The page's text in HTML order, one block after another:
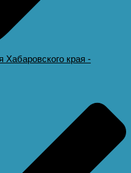
Хабаровского края -